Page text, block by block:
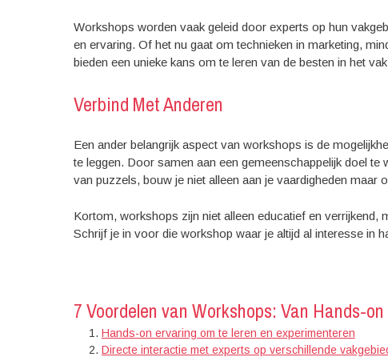
Workshops worden vaak geleid door experts op hun
en ervaring. Of het nu gaat om technieken in marketing,
bieden een unieke kans om te leren van de besten in het
Verbind Met Anderen
Een ander belangrijk aspect van workshops is de
te leggen. Door samen aan een gemeenschappelijk doel
van puzzels, bouw je niet alleen aan je vaardigheden maar
Kortom, workshops zijn niet alleen educatief en verrijkend,
Schrijf je in voor die workshop waar je altijd al interesse in
7 Voordelen van Workshops: Van Hands-
Hands-on ervaring om te leren en experimenteren
Directe interactie met experts op verschillende